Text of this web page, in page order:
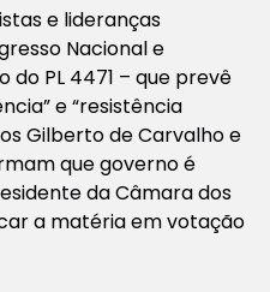
e lideranças
Nacional e
do PL 4471 – que prevê
e “resistência
Gilberto de Carvalho e
que governo é
da Câmara dos
a matéria em votação